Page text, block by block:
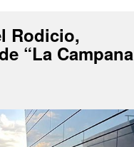
Rodicio,
“La Campana